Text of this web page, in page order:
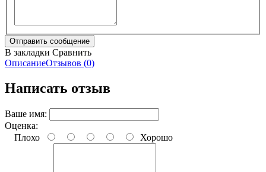
В закладки Сравнить
ОписаниеОтзывов (0)
Написать отзыв
Ваше имя:
Оценка:
Плохо
Хорошо